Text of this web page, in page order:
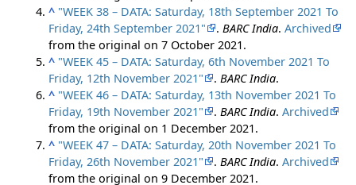
^ "WEEK 38 – DATA: Saturday, 18th September 2021 To
Friday, 24th September 2021"
. BARC India.Archived
from the original on 7 October 2021.
^ "WEEK 45 – DATA: Saturday, 6th November 2021 To
Friday, 12th November 2021"
. BARC India.
^ "WEEK 46 – DATA: Saturday, 13th November 2021 To
Friday, 19th November 2021"
. BARC India.Archived
from the original on 1 December 2021.
^ "WEEK 47 – DATA: Saturday, 20th November 2021 To
Friday, 26th November 2021"
. BARC India.Archived
from the original on 9 December 2021.